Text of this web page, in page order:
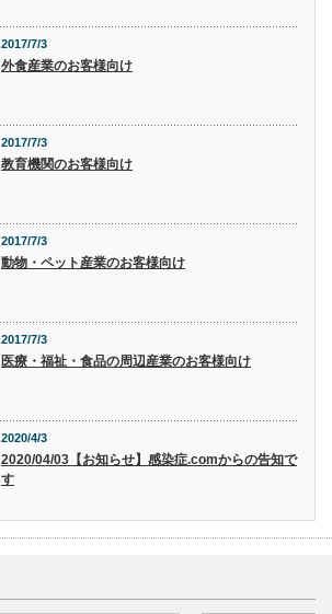
2017/7/3
外食産業のお客様向け
2017/7/3
教育機関のお客様向け
2017/7/3
動物・ペット産業のお客様向け
2017/7/3
医療・福祉・食品の周辺産業のお客様向け
2020/4/3
2020/04/03【お知らせ】感染症.comからの告知で
す